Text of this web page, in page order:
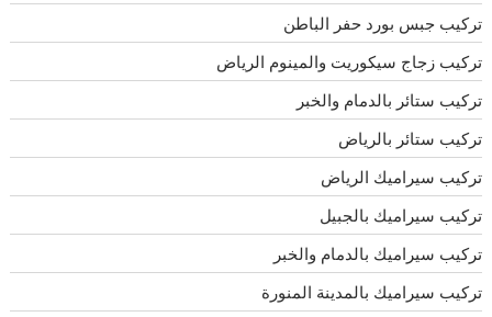
تركيب جبس بورد حفر الباطن
تركيب زجاج سيكوريت والمينوم الرياض
تركيب ستائر بالدمام والخبر
تركيب ستائر بالرياض
تركيب سيراميك الرياض
تركيب سيراميك بالجبيل
تركيب سيراميك بالدمام والخبر
تركيب سيراميك بالمدينة المنورة